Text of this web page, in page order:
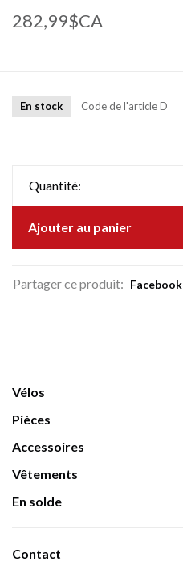
282,99$CA
En stock Code de l'articleD
Quantité:
Ajouter au panier
Partager ce produit: Facebook
Vélos
Pièces
Accessoires
Vêtements
En solde
Contact